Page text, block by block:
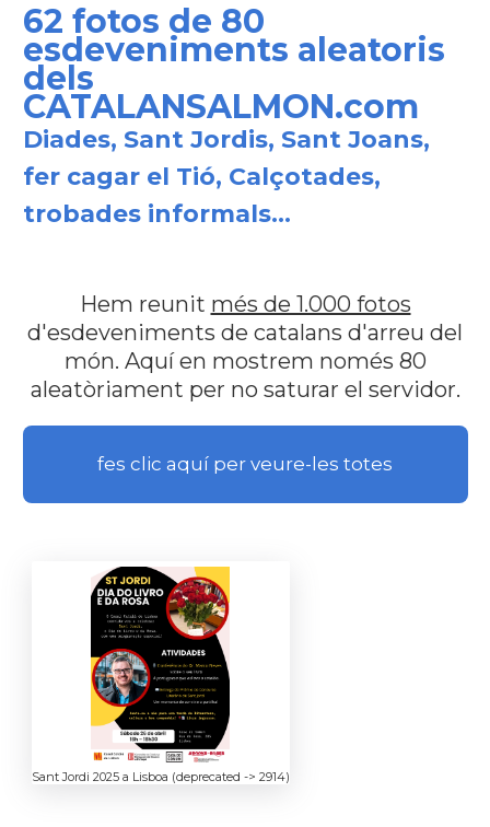
62 fotos de 80
esdeveniments aleatoris
dels
CATALANSALMON.com
Diades, Sant Jordis, Sant Joans,
fer cagar el Tió, Calçotades,
trobades informals...
Hem reunit més de 1.000 fotos
d'esdeveniments de catalans d'arreu del
món. Aquí en mostrem només 80
aleatòriament per no saturar el servidor.
fes clic aquí per veure-les totes
Sant Jordi 2025 a Lisboa (deprecated -> 2914)